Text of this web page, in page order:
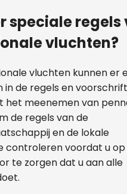
speciale regels
vluchten?
vluchten kunnen er
in de regels en
het meenemen van
de regels van de
en de lokale
controleren voordat u op
te zorgen dat u aan alle